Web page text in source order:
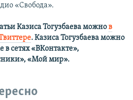
«Свобода».
Казиса Тогузбаева можнов
.Казиса Тогузбаева можно
в сетях«ВКонтакте»,
«Мой мир».